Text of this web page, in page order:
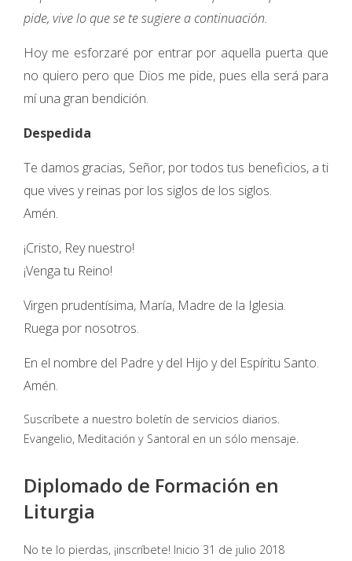
pide, vive lo que se te sugiere a continuación.
Hoy me esforzaré por entrar por aquella puerta que
no quiero pero que Dios me pide, pues ella será para
mí una gran bendición.
Despedida
Te damos gracias, Señor, por todos tus beneficios, a ti
que vives y reinas por los siglos de los siglos.
Amén.
¡Cristo, Rey nuestro!
¡Venga tu Reino!
Virgen prudentísima, María, Madre de la Iglesia.
Ruega por nosotros.
En el nombre del Padre y del Hijo y del Espíritu Santo.
Amén.
Suscríbete a nuestro boletín de servicios diarios.
Evangelio, Meditación y Santoral en un sólo mensaje.
Diplomado de Formación en
Liturgia
No te lo pierdas, ¡inscríbete! Inicio 31 de julio 2018